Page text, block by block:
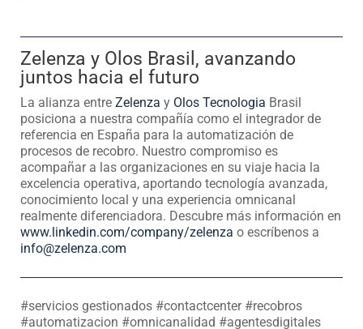
Zelenza y Olos Brasil, avanzando
juntos hacia el futuro
La alianza entreZelenza y Olos Tecnologia Brasil
posiciona a nuestra compañía como el integrador de
referencia en España para la automatización de
procesos de recobro. Nuestro compromiso es
acompañar a las organizaciones en su viaje hacia la
excelencia operativa, aportando tecnología avanzada,
conocimiento local y una experiencia omnicanal
realmente diferenciadora. Descubre más información en
www.linkedin.com/company/zelenza o escríbenos a
info@zelenza.com
#servicios gestionados #contactcenter #recobros
#automatizacion #omnicanalidad #agentesdigitales